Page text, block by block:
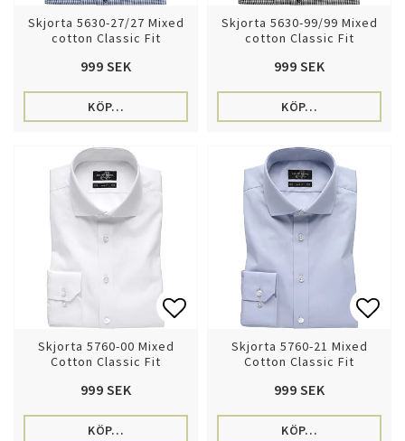
Lägg till i favoritlistan
Skjorta 5630-27/27 Mixed
cotton Classic Fit
999 SEK
KÖP…
Skjorta 5630-99/99 Mixed
cotton Classic Fit
999 SEK
KÖP…
Lägg till i favoritlistan
Skjorta 5760-00 Mixed
Cotton Classic Fit
999 SEK
KÖP…
Skjorta 5760-21 Mixed
Cotton Classic Fit
999 SEK
KÖP…